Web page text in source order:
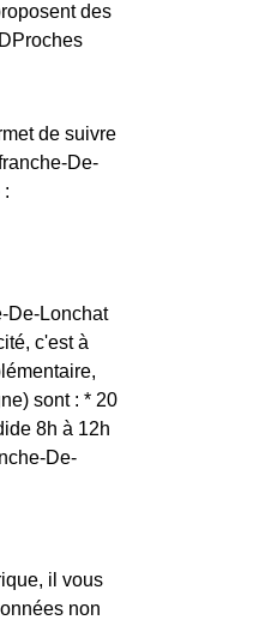
des
de suivre
De-
:
De-Lonchat
c'est à
sont : * 20
8h à 12h
De-
il vous
non